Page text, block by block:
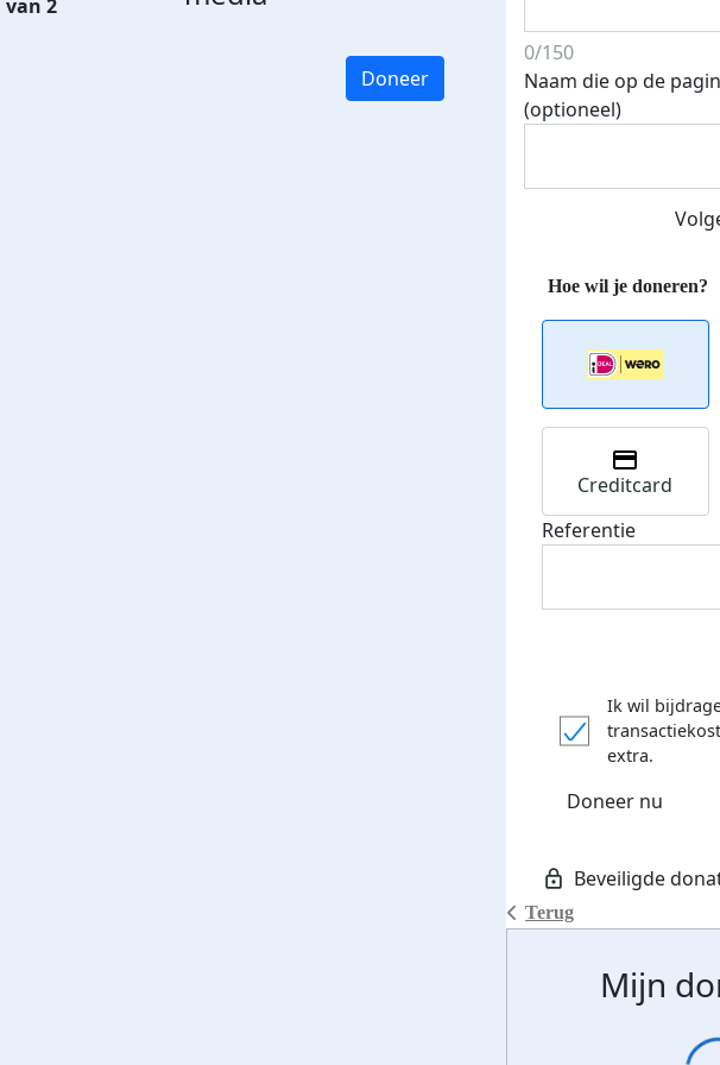
van 2
Doneer
0/150
Naam die op de
(optioneel)
Terug
Creditcard
Referentie
Ik wil
extra.
Doneer nu
Mijn